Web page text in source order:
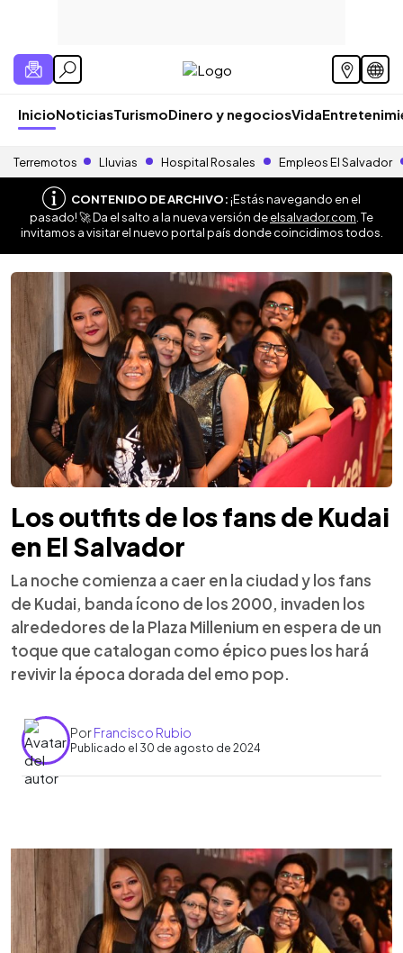
InicioNoticiasTurismoDinero y negociosVida
Terremotos Lluvias Hospital Rosales Empleos El Salvador
CONTENIDO DE ARCHIVO:¡Estás navegando en el
pasado! 🚀 Da el salto a la nueva versión deelsalvador.com . Te
invitamos a visitar el nuevo portal país donde coincidimos todos.
Los outfits de los fans de Kudai
en El Salvador
La noche comienza a caer en la ciudad y los fans
de Kudai, banda ícono de los 2000, invaden los
alrededores de la Plaza Millenium en espera de un
toque que catalogan como épico pues los hará
revivir la época dorada del emo pop.
PorFrancisco Rubio
Publicado el 30 de agosto de 2024
► Escuchar artículo